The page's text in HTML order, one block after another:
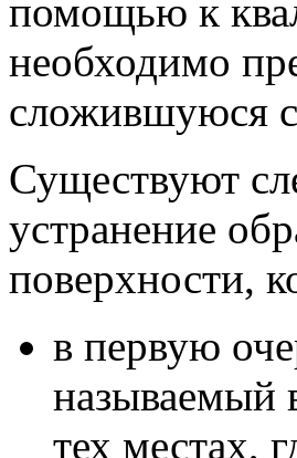
помощью к
необходимо
сложившуюся
Существуют
устранение
поверхности,
в первую
называемый
тех местах,